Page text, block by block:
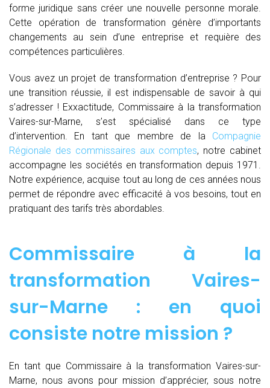
forme juridique sans créer une nouvelle personne morale.
Cette opération de transformation génère d’importants
changements au sein d’une entreprise et requière des
compétences particulières.
Vous avez un projet de transformation d’entreprise ? Pour
une transition réussie, il est indispensable de savoir à qui
s’adresser ! Exxactitude, Commissaire à la transformation
Vaires-sur-Marne, s’est spécialisé dans ce type
d’intervention. En tant que membre de la Compagnie
Régionale des commissaires aux comptes, notre cabinet
accompagne les sociétés en transformation depuis 1971.
Notre expérience, acquise tout au long de ces années nous
permet de répondre avec efficacité à vos besoins, tout en
pratiquant des tarifs très abordables.
Commissaire à la
transformation Vaires-
sur-Marne : en quoi
consiste notre mission ?
En tant que Commissaire à la transformation Vaires-sur-
Marne, nous avons pour mission d’apprécier, sous notre